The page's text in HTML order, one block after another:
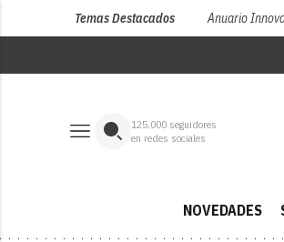
Temas Destacados Anuario
125,000 seguidores
en redes sociales
NOVEDADES